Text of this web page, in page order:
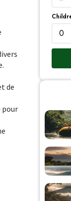
de
pour